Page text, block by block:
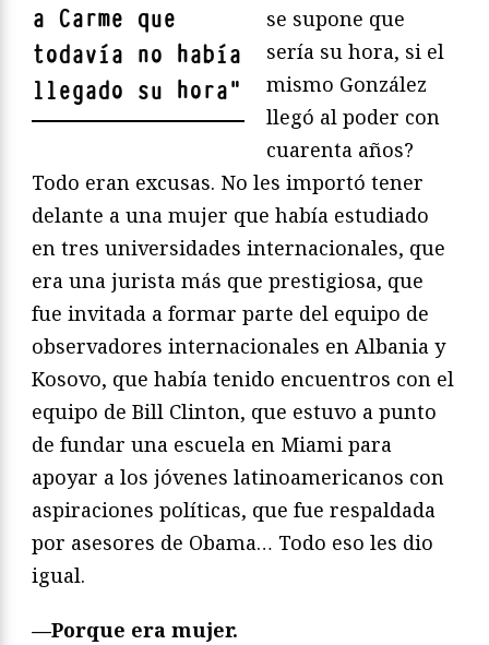
a Carme que
todavía no había
llegado su hora"
se supone que
sería su hora, si el
mismo González
llegó al poder con
cuarenta años?
Todo eran excusas. No les importó tener
delante a una mujer que había estudiado
en tres universidades internacionales, que
era una jurista más que prestigiosa, que
fue invitada a formar parte del equipo de
observadores internacionales en Albania y
Kosovo, que había tenido encuentros con el
equipo de Bill Clinton, que estuvo a punto
de fundar una escuela en Miami para
apoyar a los jóvenes latinoamericanos con
aspiraciones políticas, que fue respaldada
por asesores de Obama… Todo eso les dio
igual.
—Porque era mujer.